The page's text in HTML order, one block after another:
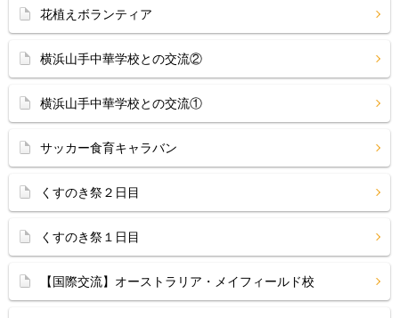
花植えボランティア
横浜山手中華学校との交流②
横浜山手中華学校との交流①
サッカー食育キャラバン
くすのき祭２日目
くすのき祭１日目
【国際交流】オーストラリア・メイフィールド校